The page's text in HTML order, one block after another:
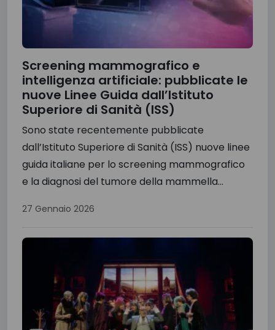
Screening mammografico e
intelligenza artificiale: pubblicate le
nuove Linee Guida dall’Istituto
Superiore di Sanità (ISS)
Sono state recentemente pubblicate
dall’Istituto Superiore di Sanità (ISS) nuove linee
guida italiane per lo screening mammografico
e la diagnosi del tumore della mammella...
27 Gennaio 2026